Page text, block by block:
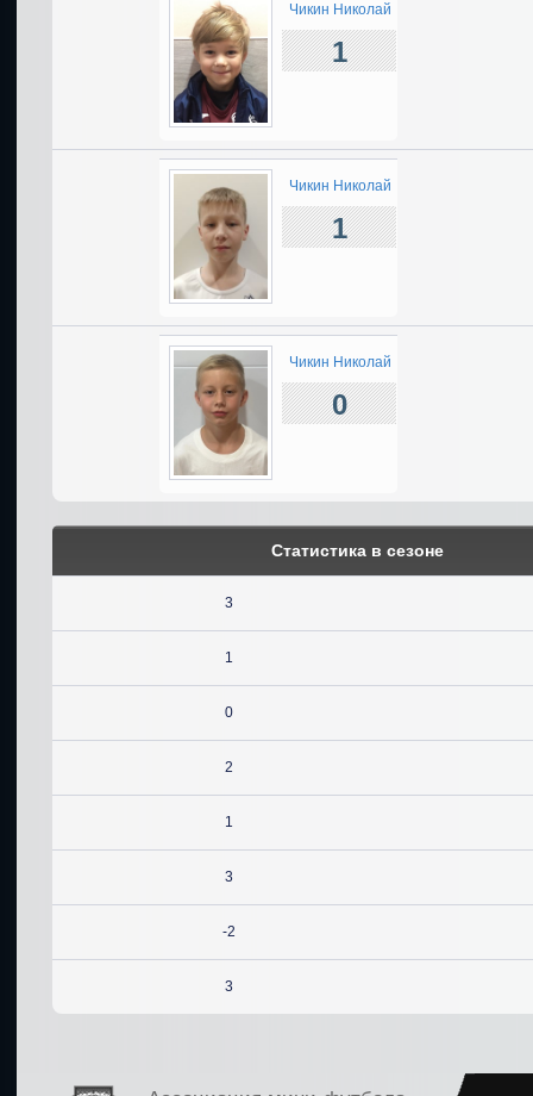
Чикин Николай
1
Чикин Николай
1
Чикин Николай
0
Статистика в сезоне
3
1
0
2
1
3
-2
3